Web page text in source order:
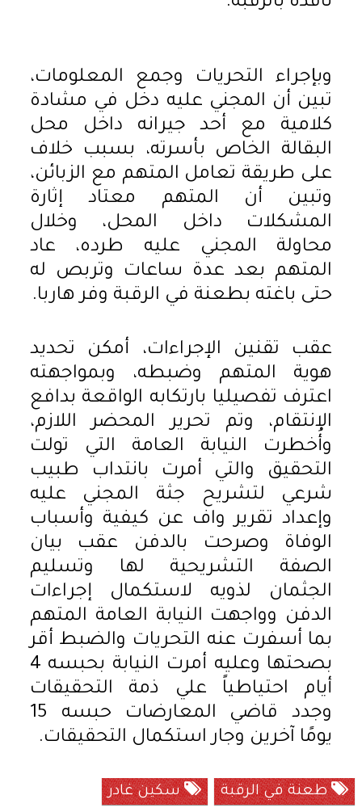
وبإجراء التحريات وجمع المعلومات،
تبين أن المجني عليه دخل في مشادة
كلامية مع أحد جيرانه داخل محل
البقالة الخاص بأسرته، بسبب خلاف
على طريقة تعامل المتهم مع الزبائن،
وتبين أن المتهم معتاد إثارة
المشكلات داخل المحل، وخلال
محاولة المجني عليه طرده، عاد
المتهم بعد عدة ساعات وتربص له
حتى باغته بطعنة في الرقبة وفر هاربا.
عقب تقنين الإجراءات، أمكن تحديد
هوية المتهم وضبطه، وبمواجهته
اعترف تفصيليا بارتكابه الواقعة بدافع
الانتقام، وتم تحرير المحضر اللازم،
وأُخطرت النيابة العامة التي تولت
التحقيق والتي أمرت بانتداب طبيب
شرعي لتشريح جثة المجني عليه
وإعداد تقرير واف عن كيفية وأسباب
الوفاة وصرحت بالدفن عقب بيان
الصفة التشريحية لها وتسليم
الجثمان لذويه لاستكمال إجراءات
الدفن وواجهت النيابة العامة المتهم
بما أسفرت عنه التحريات والضبط أقر
بصحتها وعليه أمرت النيابة بحبسه 4
أيام احتياطياً علي ذمة التحقيقات
وجدد قاضي المعارضات حبسه 15
يومًا آخرين وجار استكمال التحقيقات.
طعنة في الرقبة
سكين غادر